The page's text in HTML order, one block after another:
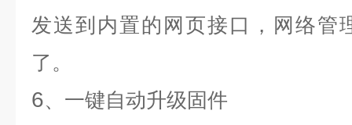
发送到内置的网页接口，网络管
了。
6、一键自动升级固件